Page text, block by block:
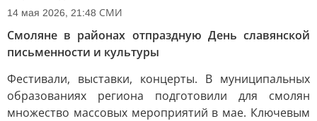
14 мая 2026, 21:48 СМИ
Смоляне в районах отпраздную День славянской
письменности и культуры
Фестивали, выставки, концерты. В муниципальных
образованиях региона подготовили для смолян
множество массовых мероприятий в мае. Ключевым